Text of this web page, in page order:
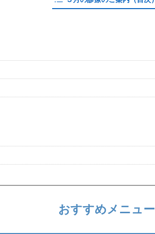
おすすめメニュー